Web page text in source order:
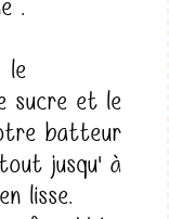
.
le
sucre et le
batteur
jusqu' à
lisse.